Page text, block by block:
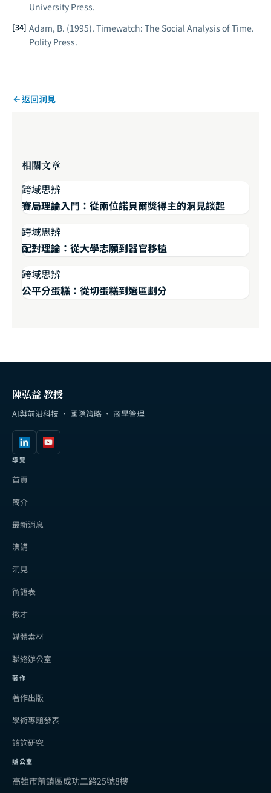
University Press.
Adam, B. (1995). Timewatch: The Social Analysis of Time.
Polity Press.
返回洞見
相關文章
跨域思辨
賽局理論入門：從兩位諾貝爾獎得主的洞見談起
跨域思辨
配對理論：從大學志願到器官移植
跨域思辨
公平分蛋糕：從切蛋糕到選區劃分
陳弘益 教授
AI與前沿科技 · 國際策略 · 商學管理
導覽
首頁
簡介
最新消息
演講
洞見
術語表
徵才
媒體素材
聯絡辦公室
著作
著作出版
學術專題發表
諮詢研究
辦公室
高雄市前鎮區成功二路25號8樓